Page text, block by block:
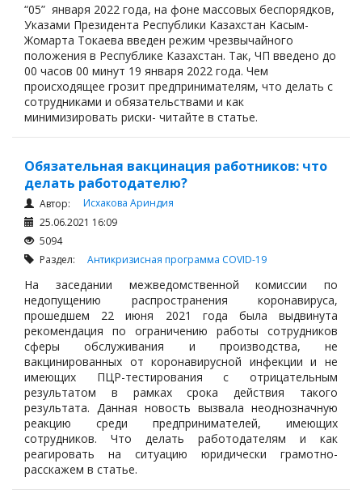
“05” января 2022 года, на фоне массовых беспорядков,
Указами Президента Республики Казахстан Касым-
Жомарта Токаева введен режим чрезвычайного
положения в Республике Казахстан. Так, ЧП введено до
00 часов 00 минут 19 января 2022 года. Чем
происходящее грозит предпринимателям, что делать с
сотрудниками и обязательствами и как
минимизировать риски- читайте в статье.
Обязательная вакцинация работников: что
делать работодателю?
Автор:
Исхакова Ариндия
25.06.2021 16:09
5094
Раздел: Антикризисная программа COVID-19
На заседании межведомственной комиссии по
недопущению распространения коронавируса,
прошедшем 22 июня 2021 года была выдвинута
рекомендация по ограничению работы сотрудников
сферы обслуживания и производства, не
вакцинированных от коронавирусной инфекции и не
имеющих ПЦР-тестирования с отрицательным
результатом в рамках срока действия такого
результата. Данная новость вызвала неоднозначную
реакцию среди предпринимателей, имеющих
сотрудников. Что делать работодателям и как
реагировать на ситуацию юридически грамотно-
расскажем в статье.